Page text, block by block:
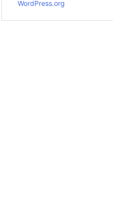
WordPress.org